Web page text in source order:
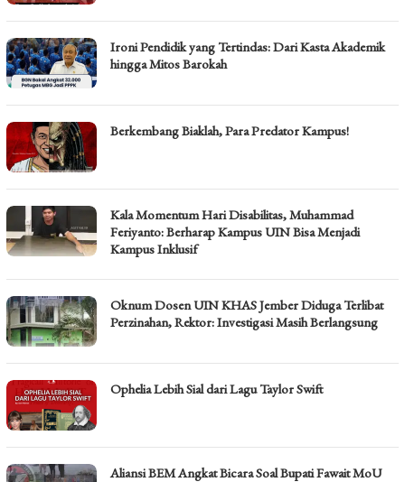
Ironi Pendidik yang Tertindas: Dari Kasta Akademik
hingga Mitos Barokah
Berkembang Biaklah, Para Predator Kampus!
Kala Momentum Hari Disabilitas, Muhammad
Feriyanto: Berharap Kampus UIN Bisa Menjadi
Kampus Inklusif
Oknum Dosen UIN KHAS Jember Diduga Terlibat
Perzinahan, Rektor: Investigasi Masih Berlangsung
Ophelia Lebih Sial dari Lagu Taylor Swift
Aliansi BEM Angkat Bicara Soal Bupati Fawait MoU